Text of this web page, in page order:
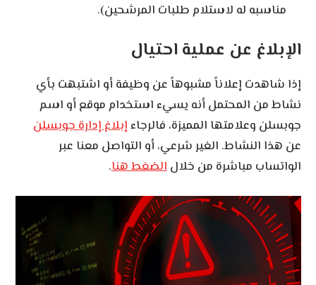
مناسبه له لاستلام طلبات المرشحين).
الإبلاغ عن عملية احتيال
إذا شاهدت إعلاناً مشبوهاً عن وظيفة أو اشتبهت بأي
نشاط من المحتمل أنه يسيء استخدام موقع أو اسم
جوبسلن وعلامتها المميزة، فالرجاءإبلاغ إدارة جوبسلن
عن هذا النشاط. الغير شرعي، أو التواصل معنا عبر
الواتساب مباشرة من خلالالضغط هنا.